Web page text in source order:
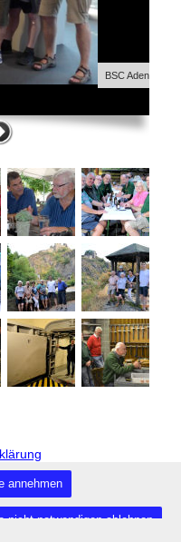
BSC Adenau /
annehmen
nicht notwendigen ablehnen